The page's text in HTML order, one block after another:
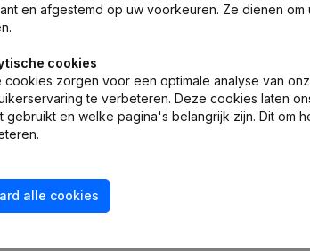
Statuten (Vertaling, Coördinatie, Overige
Oprichting (FR)
en afgestemd op uw voorkeuren. Ze dienen
cookies
cookies zorgen voor een optimale analyse van
te verbeteren. Deze cookies laten
gebruikt en welke pagina's belangrijk zijn. Dit om
alle cookies